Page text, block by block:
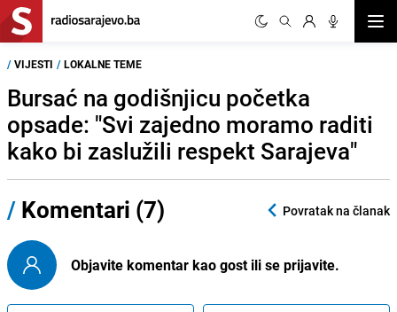
/ VIJESTI / LOKALNE TEME
Bursać na godišnjicu početka
opsade: "Svi zajedno moramo raditi
kako bi zaslužili respekt Sarajeva"
/ Komentari (7) Povratak na članak
Objavite komentar kao gost ili se prijavite.